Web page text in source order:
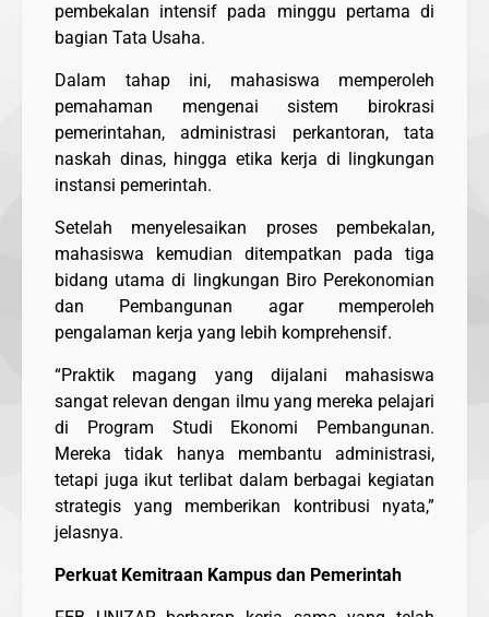
pembekalan intensif pada minggu pertama di
bagian Tata Usaha.
Dalam tahap ini, mahasiswa memperoleh
pemahaman mengenai sistem birokrasi
pemerintahan, administrasi perkantoran, tata
naskah dinas, hingga etika kerja di lingkungan
instansi pemerintah.
Setelah menyelesaikan proses pembekalan,
mahasiswa kemudian ditempatkan pada tiga
bidang utama di lingkungan Biro Perekonomian
dan Pembangunan agar memperoleh
pengalaman kerja yang lebih komprehensif.
“Praktik magang yang dijalani mahasiswa
sangat relevan dengan ilmu yang mereka pelajari
di Program Studi Ekonomi Pembangunan.
Mereka tidak hanya membantu administrasi,
tetapi juga ikut terlibat dalam berbagai kegiatan
strategis yang memberikan kontribusi nyata,”
jelasnya.
Perkuat Kemitraan Kampus dan Pemerintah